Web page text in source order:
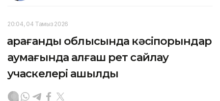
20:04, 04 Тамыз 2026
Қарағанды облысында кәсіпорындар
аумағында алғаш рет сайлау
учаскелері ашылды